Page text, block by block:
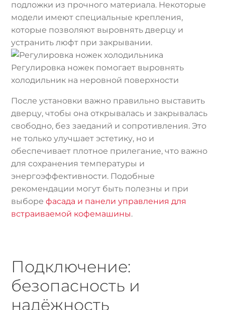
подложки из прочного материала. Некоторые
модели имеют специальные крепления,
которые позволяют выровнять дверцу и
устранить люфт при закрывании.
Регулировка ножек помогает выровнять
холодильник на неровной поверхности
После установки важно правильно выставить
дверцу, чтобы она открывалась и закрывалась
свободно, без заеданий и сопротивления. Это
не только улучшает эстетику, но и
обеспечивает плотное прилегание, что важно
для сохранения температуры и
энергоэффективности. Подобные
рекомендации могут быть полезны и при
выборефасада и панели управления для
встраиваемой кофемашины.
Подключение:
безопасность и
надёжность